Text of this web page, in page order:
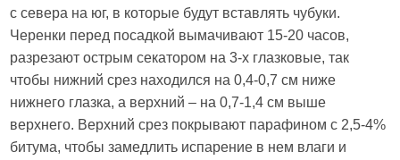
с севера на юг, в которые будут вставлять чубуки.
Черенки перед посадкой вымачивают 15-20 часов,
разрезают острым секатором на 3-х глазковые, так
чтобы нижний срез находился на 0,4-0,7 см ниже
нижнего глазка, а верхний – на 0,7-1,4 см выше
верхнего. Верхний срез покрывают парафином с 2,5-4%
битума, чтобы замедлить испарение в нем влаги и